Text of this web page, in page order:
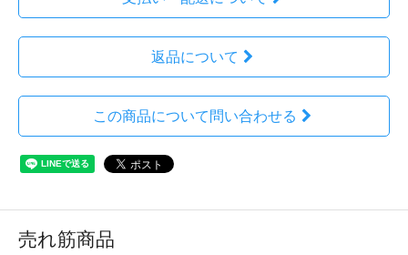
返品について
この商品について問い合わせる
売れ筋商品